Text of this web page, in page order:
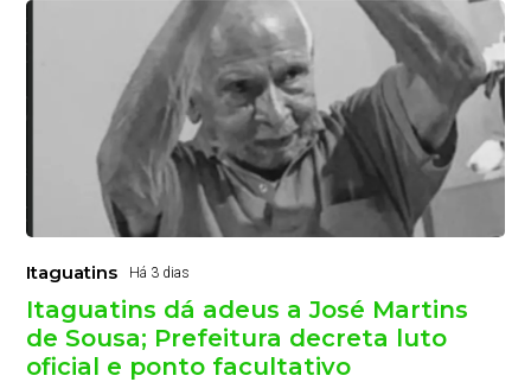
Itaguatins Há 3 dias
Itaguatins dá adeus a José Martins
de Sousa; Prefeitura decreta luto
oficial e ponto facultativo